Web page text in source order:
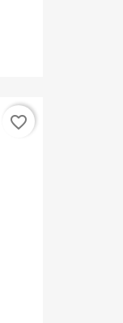
favorite_border